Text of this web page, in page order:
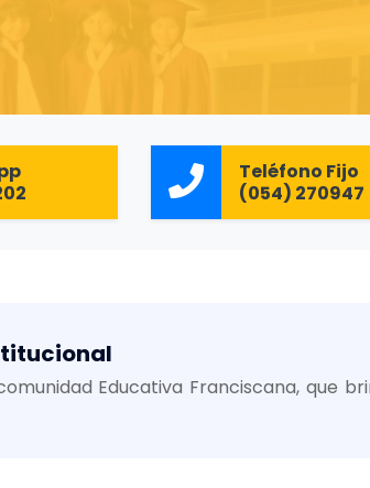
Teléfono Fijo
(054) 270947
Educativa Franciscana, que